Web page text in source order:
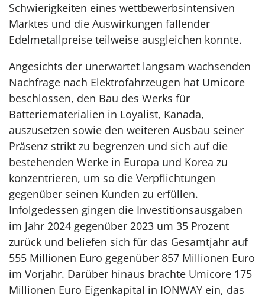
Schwierigkeiten eines wettbewerbsintensiven
Marktes und die Auswirkungen fallender
Edelmetallpreise teilweise ausgleichen konnte.
Angesichts der unerwartet langsam wachsenden
Nachfrage nach Elektrofahrzeugen hat Umicore
beschlossen, den Bau des Werks für
Batteriematerialien in Loyalist, Kanada,
auszusetzen sowie den weiteren Ausbau seiner
Präsenz strikt zu begrenzen und sich auf die
bestehenden Werke in Europa und Korea zu
konzentrieren, um so die Verpflichtungen
gegenüber seinen Kunden zu erfüllen.
Infolgedessen gingen die Investitionsausgaben
im Jahr 2024 gegenüber 2023 um 35 Prozent
zurück und beliefen sich für das Gesamtjahr auf
555 Millionen Euro gegenüber 857 Millionen Euro
im Vorjahr. Darüber hinaus brachte Umicore 175
Millionen Euro Eigenkapital in IONWAY ein, das